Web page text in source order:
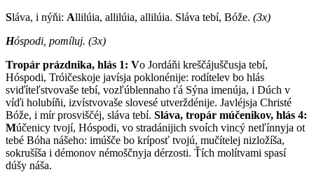
Sláva, i nýňi: Allilúia, allilúia, allilúia. Sláva tebí, Bóže. (3x)
Hóspodi, pomíluj. (3x)
Tropár prázdnika, hlás 1: Vo Jordáňi kreščájuščusja tebí,
Hóspodi, Tróičeskoje javísja poklonénije: rodítelev bo hlás
sviďíteľstvovaše tebí, vozľúblennaho ťá Sýna imenúja, i Dúch v
víďi holubíňi, izvístvovaše slovesé utverždénije. Javléjsja Christé
Bóže, i mír prosviščéj, sláva tebí. Sláva, tropár múčenikov, hlás 4:
Múčenicy tvojí, Hóspodi, vo stradánijich svoích vincý netľínnyja ot
tebé Bóha nášeho: imúšče bo kríposť tvojú, mučítelej nizložíša,
sokrušíša i démonov némoščnyja dérzosti. Ťích molítvami spasí
dúšy náša.